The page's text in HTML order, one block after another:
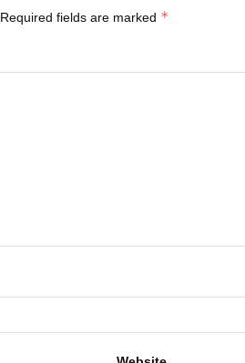
Required fields are marked *